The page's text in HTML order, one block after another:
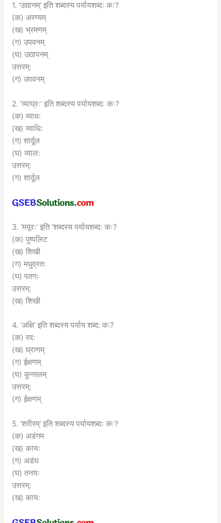
1. ‘उद्यानम्’ इति शब्दस्य पर्यायशब्दः कः?
(क) अरण्यम्
(ख) भ्रमणम्
(ग) उपवनम्
(घ) उद्यापनम्
उत्तरम्:
(ग) उपवनम्
2. ‘व्याघ्रः’ इति शब्दस्य पर्यायशब्दः कः?
(क) व्याधः
(ख) व्याधिः
(ग) शार्दूल
(घ) व्याल:
उत्तरम्:
(ग) शार्दूल
3. ‘मयूरः’ इति ‘शब्दस्य पर्यायशब्दः कः?
(क) पुष्पलिट
(ख) शिखी
(ग) मधुव्रतः
(घ) पतगः
उत्तरम्:
(ख) शिखी
4. ‘अक्षि’ इति शब्दस्य पर्याय शब्द: क:?
(क) रदः
(ख) घ्राणम्
(ग) ईक्षणम्
(घ) कुन्तलम्
उत्तरम्:
(ग) ईक्षणम्
5. ‘शरीरम्’ इति शब्दस्य पर्यायशब्दः कः?
(क) अडंगम
(ख) कायः
(ग) अडंघ
(घ) तनयः
उत्तरम्:
(ख) कायः